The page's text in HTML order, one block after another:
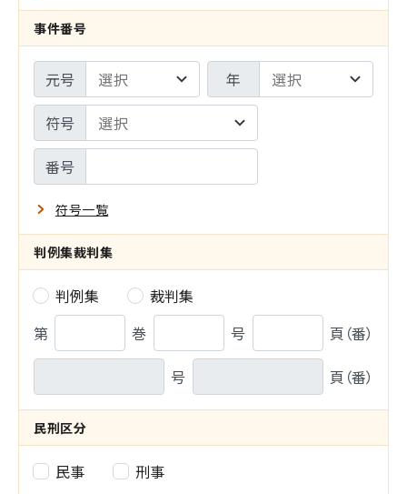
指
定
の
設
定
事件番号
元号
年
符号
番号
符号一覧
判例集裁判集
判
例
集
判例集 裁判集
判
例
集
第 巻 号 頁（番）
判
集
号 頁（番）
民刑区分
民 民事 刑事